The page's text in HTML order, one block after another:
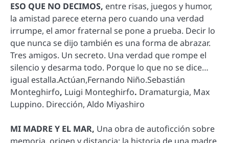
ESO QUE NO DECIMOS, entre risas, juegos y humor,
la amistad parece eterna pero cuando una verdad
irrumpe, el amor fraternal se pone a prueba. Decir lo
que nunca se dijo también es una forma de abrazar.
Tres amigos. Un secreto. Una verdad que rompe el
silencio y desarma todo. Porque lo que no se dice…
igual estalla.Actúan,Fernando Niño.Sebastián
Monteghirfo, Luigi Monteghirfo. Dramaturgia, Max
Luppino. Dirección, Aldo Miyashiro
MI MADRE Y EL MAR, Una obra de autoficción sobre